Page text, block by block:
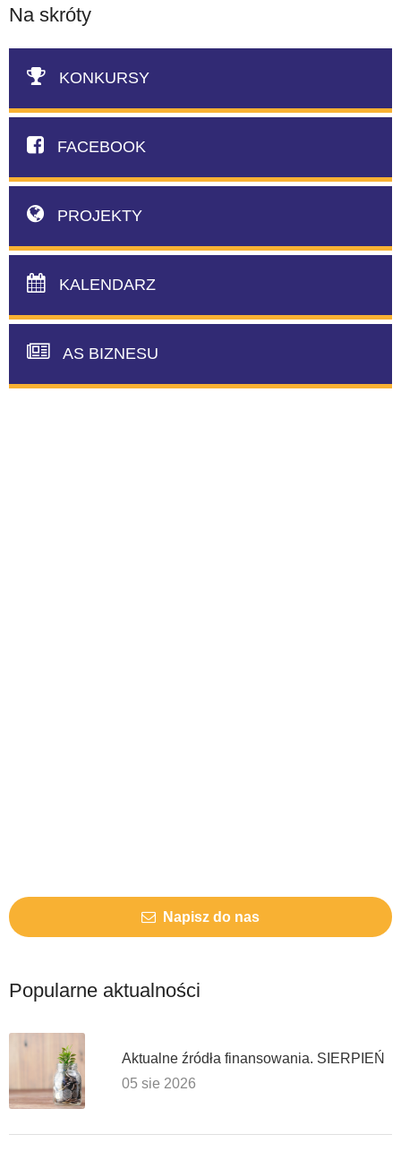
Na skróty
KONKURSY
FACEBOOK
PROJEKTY
KALENDARZ
AS BIZNESU
Napisz do nas
Popularne aktualności
Aktualne źródła finansowania. SIERPIEŃ
05 sie 2026